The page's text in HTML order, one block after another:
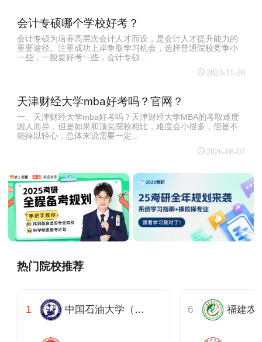
会计专硕哪个学校好考？
会计专硕为培养高层次会计人才而设，是会计人才提升能力的
重要途径。注重成功上岸争取学习机会，选择普通院校竞争小
一些，一般要好考一些，会计专硕...
2023-11-28
天津财经大学mba好考吗？官网？
一、天津财经大学mba好考吗？天津财经大学MBA的考取难度
因人而异，但是如果和顶尖院校相比，难度会小很多，但是不
能掉以轻心，总体来说需要一定...
2026-08-07
热门院校推荐
中国石油大学（华东） 福建农